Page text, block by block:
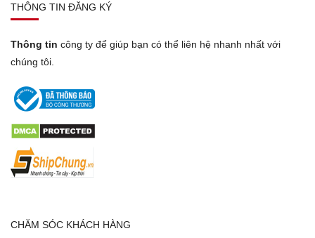
THÔNG TIN ĐĂNG KÝ
Thông tin công ty để giúp bạn có thể liên hệ nhanh nhất với
chúng tôi.
CHĂM SÓC KHÁCH HÀNG